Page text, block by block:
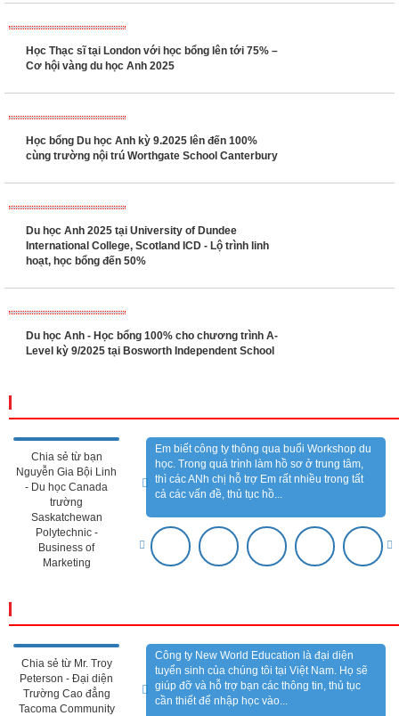
Học Thạc sĩ tại London với học bổng lên tới 75% –
Cơ hội vàng du học Anh 2025
Học bổng Du học Anh kỳ 9.2025 lên đến 100%
cùng trường nội trú Worthgate School Canterbury
Du học Anh 2025 tại University of Dundee
International College, Scotland ICD - Lộ trình linh
hoạt, học bổng đến 50%
Du học Anh - Học bổng 100% cho chương trình A-
Level kỳ 9/2025 tại Bosworth Independent School
Chia sẻ từ bạn
Nguyễn Gia Bội Linh
- Du học Canada
trường
Saskatchewan
Polytechnic -
Business of
Marketing
Em biết công ty thông qua buổi Workshop du
học. Trong quá trình làm hồ sơ ở trung tâm,
thì các ANh chị hỗ trợ Em rất nhiều trong tất
cả các vấn đề, thủ tục hồ...
Chia sẻ từ Mr. Troy
Peterson - Đại diện
Trường Cao đẳng
Tacoma Community
Công ty New World Education là đại diện
tuyển sinh của chúng tôi tại Việt Nam. Họ sẽ
giúp đỡ và hỗ trợ bạn các thông tin, thủ tục
cần thiết để nhập học vào...